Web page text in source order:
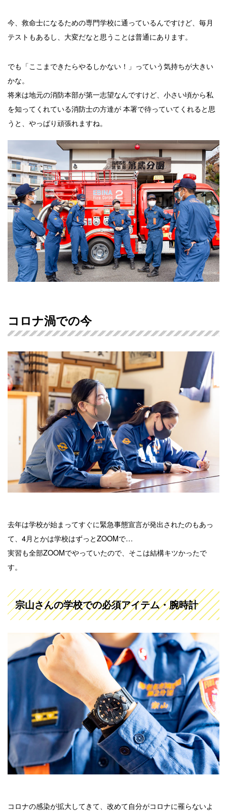
今、救命士になるための専門学校に通っているんですけど、毎月
テストもあるし、大変だなと思うことは普通にあります。
でも「ここまできたらやるしかない！」っていう気持ちが大きい
かな。
将来は地元の消防本部が第一志望なんですけど、小さい頃から私
を知ってくれている消防士の方達が 本署で待っていてくれると思
うと、やっぱり頑張れますね。
コロナ渦での今
去年は学校が始まってすぐに緊急事態宣言が発出されたのもあっ
て、4月とかは学校はずっとZOOMで…
実習も全部ZOOMでやっていたので、そこは結構キツかったで
す。
宗山さんの学校での必須アイテム・腕時計
コロナの感染が拡大してきて、改めて自分がコロナに罹らないよ